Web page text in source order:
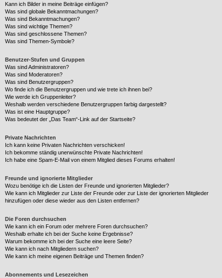
Kann ich Bilder in meine Beiträge einfügen?
Was sind globale Bekanntmachungen?
Was sind Bekanntmachungen?
Was sind wichtige Themen?
Was sind geschlossene Themen?
Was sind Themen-Symbole?
Benutzer-Stufen und Gruppen
Was sind Administratoren?
Was sind Moderatoren?
Was sind Benutzergruppen?
Wo finde ich die Benutzergruppen und wie trete ich ihnen bei?
Wie werde ich Gruppenleiter?
Weshalb werden verschiedene Benutzergruppen farbig dargestellt?
Was ist eine Hauptgruppe?
Was bedeutet der „Das Team“-Link auf der Startseite?
Private Nachrichten
Ich kann keine Privaten Nachrichten verschicken!
Ich bekomme ständig unerwünschte Private Nachrichten!
Ich habe eine Spam-E-Mail von einem Mitglied dieses Forums erhalten!
Freunde und ignorierte Mitglieder
Wozu benötige ich die Listen der Freunde und ignorierten Mitglieder?
Wie kann ich Mitglieder zur Liste der Freunde oder zur Liste der ignorierten Mitglieder
hinzufügen oder diese wieder aus den Listen entfernen?
Die Foren durchsuchen
Wie kann ich ein Forum oder mehrere Foren durchsuchen?
Weshalb erhalte ich bei der Suche keine Ergebnisse?
Warum bekomme ich bei der Suche eine leere Seite?
Wie kann ich nach Mitgliedern suchen?
Wie kann ich meine eigenen Beiträge und Themen finden?
Abonnements und Lesezeichen